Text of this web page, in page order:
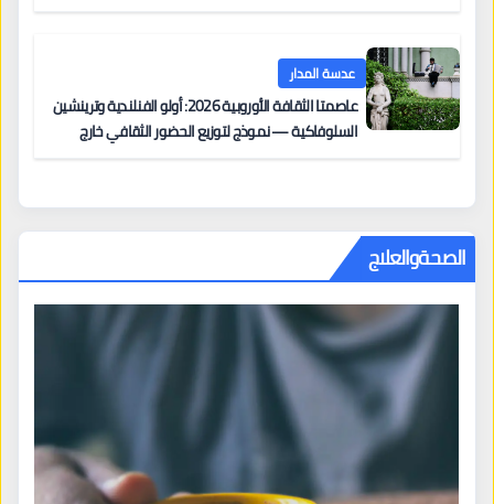
عدسة المدار
عاصمتا الثقافة الأوروبية 2026: أولو الفنلندية وترينشين
السلوفاكية — نموذج لتوزيع الحضور الثقافي خارج
الصحةوالعلاج